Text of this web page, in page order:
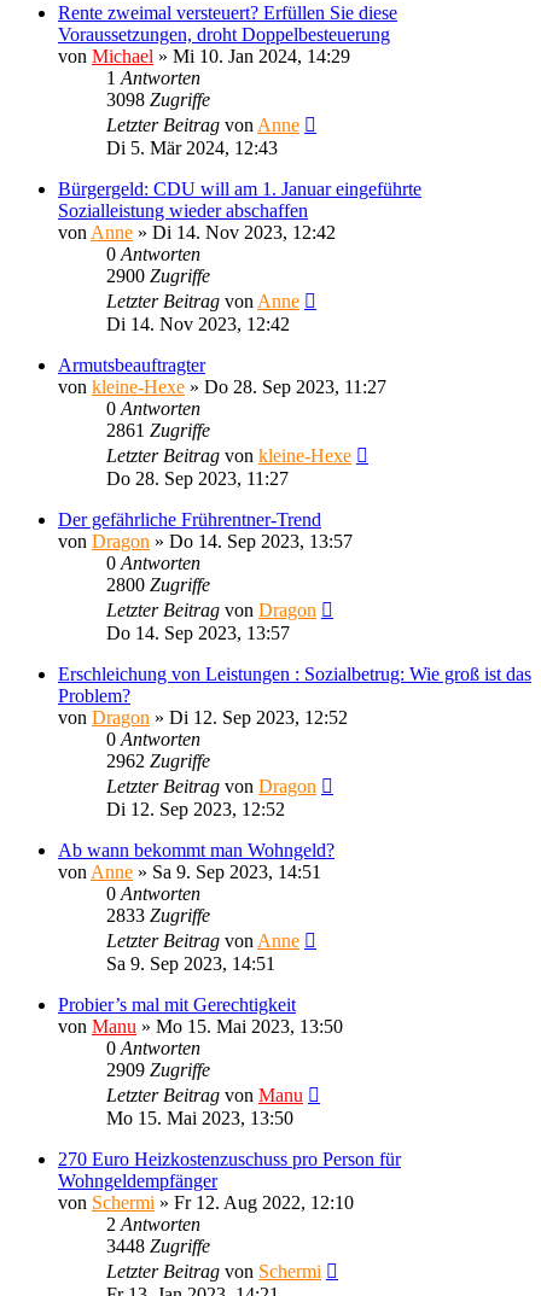
Rente zweimal versteuert? Erfüllen Sie diese
Voraussetzungen, droht Doppelbesteuerung
von Michael » Mi 10. Jan 2024, 14:29
1 Antworten
3098 Zugriffe
Letzter Beitrag von Anne
Di 5. Mär 2024, 12:43
Bürgergeld: CDU will am 1. Januar eingeführte
Sozialleistung wieder abschaffen
von Anne » Di 14. Nov 2023, 12:42
0 Antworten
2900 Zugriffe
Letzter Beitrag von Anne
Di 14. Nov 2023, 12:42
Armutsbeauftragter
von kleine-Hexe » Do 28. Sep 2023, 11:27
0 Antworten
2861 Zugriffe
Letzter Beitrag von kleine-Hexe
Do 28. Sep 2023, 11:27
Der gefährliche Frührentner-Trend
von Dragon » Do 14. Sep 2023, 13:57
0 Antworten
2800 Zugriffe
Letzter Beitrag von Dragon
Do 14. Sep 2023, 13:57
Erschleichung von Leistungen : Sozialbetrug: Wie groß ist das
Problem?
von Dragon » Di 12. Sep 2023, 12:52
0 Antworten
2962 Zugriffe
Letzter Beitrag von Dragon
Di 12. Sep 2023, 12:52
Ab wann bekommt man Wohngeld?
von Anne » Sa 9. Sep 2023, 14:51
0 Antworten
2833 Zugriffe
Letzter Beitrag von Anne
Sa 9. Sep 2023, 14:51
Probier’s mal mit Gerechtigkeit
von Manu » Mo 15. Mai 2023, 13:50
0 Antworten
2909 Zugriffe
Letzter Beitrag von Manu
Mo 15. Mai 2023, 13:50
270 Euro Heizkostenzuschuss pro Person für
Wohngeldempfänger
von Schermi » Fr 12. Aug 2022, 12:10
2 Antworten
3448 Zugriffe
Letzter Beitrag von Schermi